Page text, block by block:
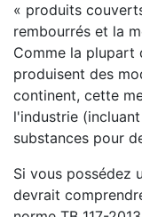
« produits
rembourrés et la
Comme la plupart
produisent des
continent, cette
l'industrie
substances pour
Si vous possédez
devrait